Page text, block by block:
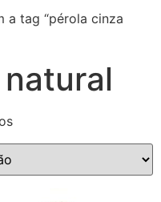
a tag “pérola cinza